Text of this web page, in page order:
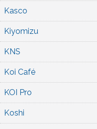
Kasco
Kiyomizu
KNS
Koi Café
KOI Pro
Koshi